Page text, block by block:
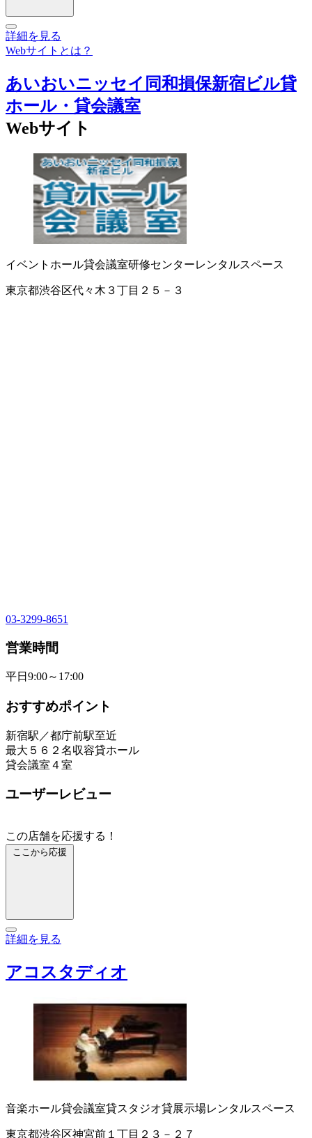
詳細を見る
Webサイトとは？
あいおいニッセイ同和損保新宿ビル貸
ホール・貸会議室
Webサイト
イベントホール貸会議室研修センターレンタルスペース
東京都渋谷区代々木３丁目２５－３
03-3299-8651
営業時間
平日9:00～17:00
おすすめポイント
新宿駅／都庁前駅至近
最大５６２名収容貸ホール
貸会議室４室
ユーザーレビュー
この店舗を応援する！
ここから応援
詳細を見る
アコスタディオ
音楽ホール貸会議室貸スタジオ貸展示場レンタルスペース
東京都渋谷区神宮前１丁目２３－２７